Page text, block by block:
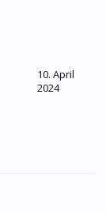
10. April
2024